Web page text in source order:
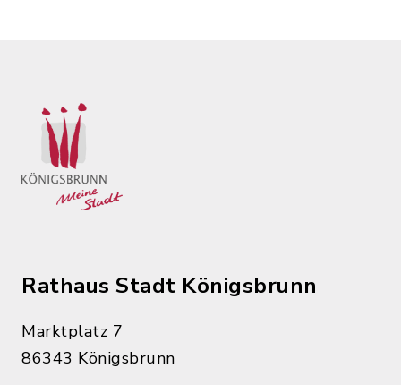
Rathaus Stadt Königsbrunn
Marktplatz 7
86343 Königsbrunn